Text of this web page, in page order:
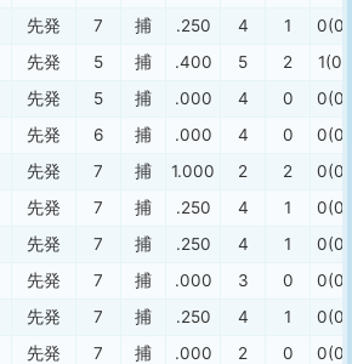
先発 7 捕 .250 4 1 0(0)
先発 5 捕 .400 5 2 1(0)
先発 5 捕 .000 4 0 0(0)
先発 6 捕 .000 4 0 0(0)
先発 7 捕 1.000 2 2 0(0)
先発 7 捕 .250 4 1 0(0)
先発 7 捕 .250 4 1 0(0)
先発 7 捕 .000 3 0 0(0)
先発 7 捕 .250 4 1 0(0)
先発 7 捕 .000 2 0 0(0)